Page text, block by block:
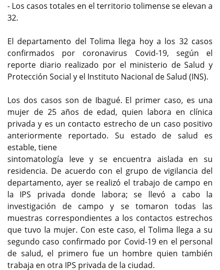
- Los casos totales en el territorio tolimense se elevan a
32.
El departamento del Tolima llega hoy a los 32 casos
confirmados por coronavirus Covid-19, según el
reporte diario realizado por el ministerio de Salud y
Protección Social y el Instituto Nacional de Salud (INS).
Los dos casos son de Ibagué. El primer caso, es una
mujer de 25 años de edad, quien labora en clínica
privada y es un contacto estrecho de un caso positivo
anteriormente reportado. Su estado de salud es
estable, tiene
sintomatología leve y se encuentra aislada en su
residencia. De acuerdo con el grupo de vigilancia del
departamento, ayer se realizó el trabajo de campo en
la IPS privada donde labora; se llevó a cabo la
investigación de campo y se tomaron todas las
muestras correspondientes a los contactos estrechos
que tuvo la mujer. Con este caso, el Tolima llega a su
segundo caso confirmado por Covid-19 en el personal
de salud, el primero fue un hombre quien también
trabaja en otra IPS privada de la ciudad.